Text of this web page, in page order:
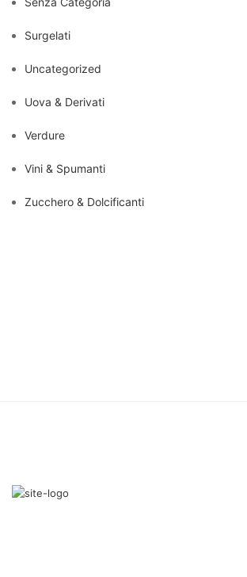
Surgelati
Uncategorized
Uova & Derivati
Verdure
Vini & Spumanti
Zucchero & Dolcificanti